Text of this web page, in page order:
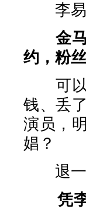
李易
金
约，粉
可以
钱、丢
演员，
娼？
退一
凭